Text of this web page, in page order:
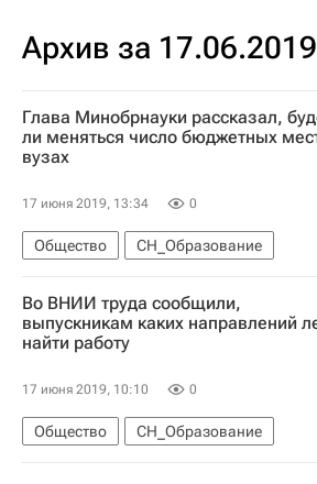
Архив за 17.06.2019
Глава Минобрнауки рассказал,
ли меняться число бюджетных
вузах
17 июня 2019, 13:34 0
Общество
СН_Образование
Михаил Котюков
Навигатор
Россия
Во ВНИИ труда сообщили,
выпускникам каких направлений
найти работу
17 июня 2019, 10:10 0
Общество
СН_Образование
Навигатор абитуриента
Кем стать